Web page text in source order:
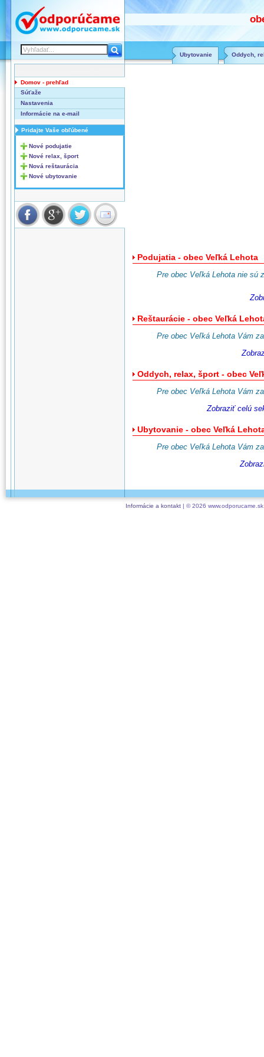
Oddych,
Ubytovanie
Domov - prehľad
Súťaže
Nastavenia
Informácie na e-mail
Pridajte Vaše obľúbené
Nové podujatie
Nové relax, šport
Nová reštaurácia
Nové ubytovanie
Podujatia - obec Veľká Lehota
Pre obec Veľká Lehota nie sú
Reštaurácie - obec Veľká
Pre obec Veľká Lehota Vám
Oddych, relax, šport - obec
Pre obec Veľká Lehota Vám
Zobraziť celú
Ubytovanie - obec Veľká
Pre obec Veľká Lehota Vám
Informácie a kontakt| © 2026